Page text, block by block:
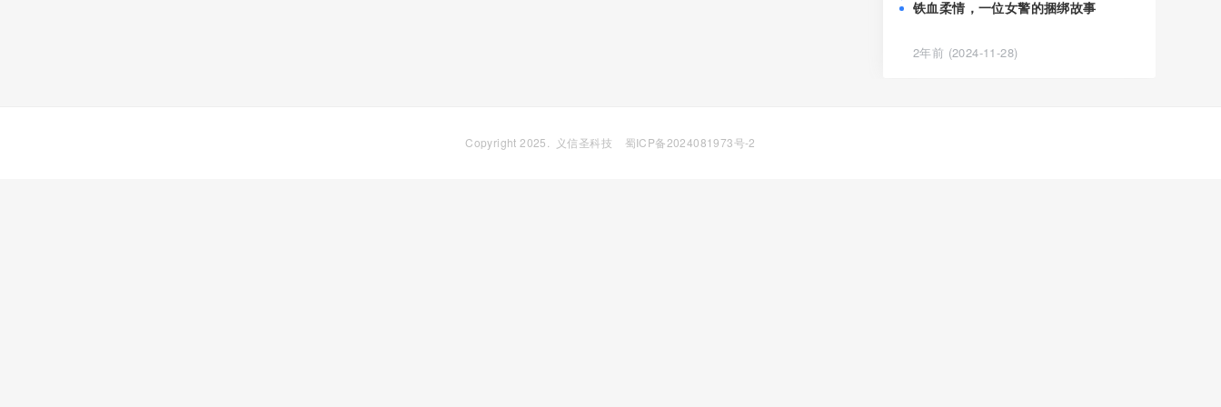
铁血柔情，一位女警的捆绑故事
2年前 (2024-11-28)
Copyright 2025. 义信圣科技 蜀ICP备2024081973号-2